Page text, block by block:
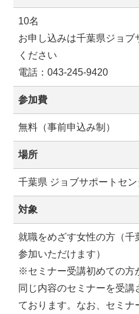
10名
お申し込みは千葉県ジョ
ください
電話：043-245-9420
参加費
無料（事前申込み制）
場所
千葉県 ジョブサポートセ
対象
就職をめざす女性の方（千
参加いただけます）
※セミナー受講初めての方
同じ内容のセミナーを受
ております。なお、セミナ